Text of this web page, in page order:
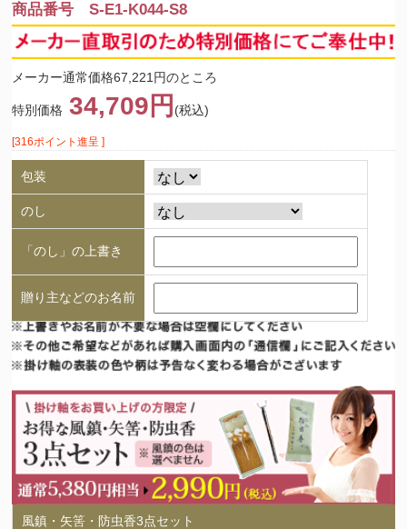
商品番号 S-E1-K044-S8
メーカー通常価格67,221円のところ
特別価格 34,709円 (税込)
[316ポイント進呈 ]
包装
のし
「のし」の上書き
贈り主などのお名前
風鎮・矢筈・防虫香3点セット